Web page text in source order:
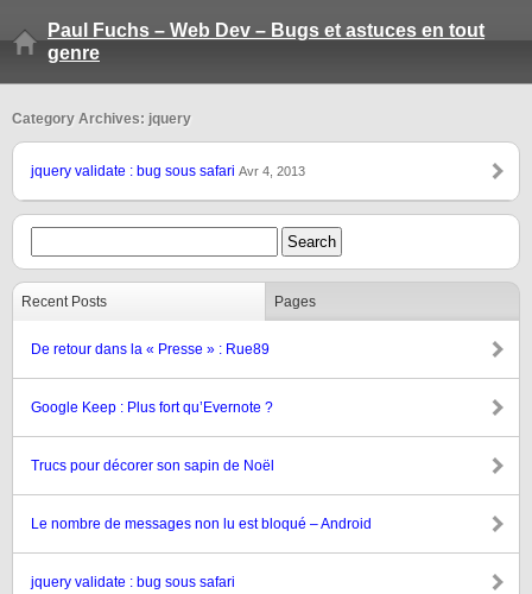
Paul Fuchs – Web Dev – Bugs et astuces en tout
genre
Category Archives: jquery
jquery validate : bug sous safari Avr 4, 2013
Recent Posts Pages
De retour dans la « Presse » : Rue89
Google Keep : Plus fort qu’Evernote ?
Trucs pour décorer son sapin de Noël
Le nombre de messages non lu est bloqué – Android
jquery validate : bug sous safari